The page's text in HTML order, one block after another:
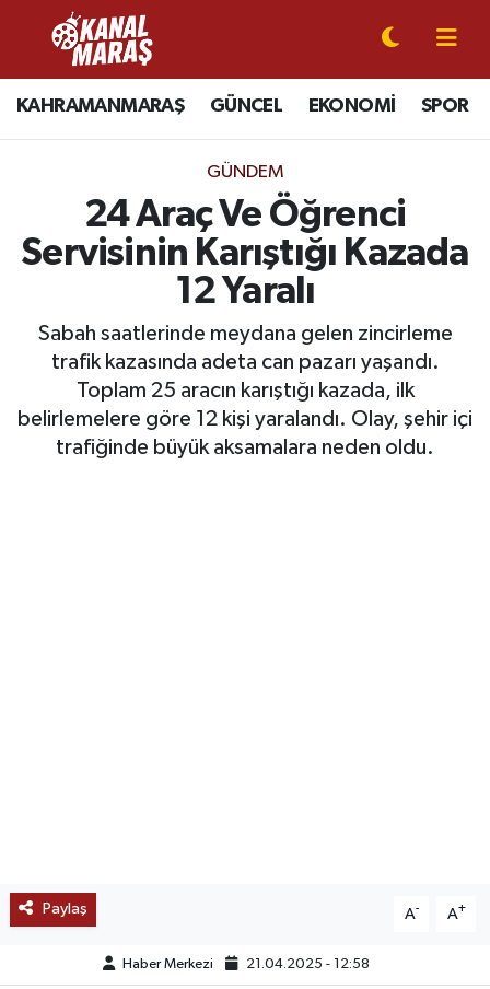
KAHRAMANMARAŞ GÜNCEL EKONOMİ SPOR
GÜNDEM
24 Araç Ve Öğrenci
Servisinin Karıştığı Kazada
12 Yaralı
Sabah saatlerinde meydana gelen zincirleme
trafik kazasında adeta can pazarı yaşandı.
Toplam 25 aracın karıştığı kazada, ilk
belirlemelere göre 12 kişi yaralandı. Olay, şehir içi
trafiğinde büyük aksamalara neden oldu.
Paylaş A- A+
Haber Merkezi 21.04.2025 - 12:58
CANLI YAYIN
KAHRAMANMARAŞ
SPOR
EKONOMİ
GÜNDEM
MEDYA
OTOMOTİV
Kahramanmaraş Nöbetçi Eczaneler
Kahramanmaraş Hava Durumu
Kahramanmaraş Namaz Vakitleri
Kahramanmaraş Trafik Yoğunluk Haritası
Süper Lig Puan Durumu ve Fikstür
Tüm Manşetler
Son Dakika Haberleri